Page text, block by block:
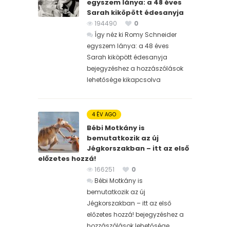
egyszem lánya: a 48 éves
Sarah kiköpött édesanyja
194490
0
Így néz ki Romy Schneider
egyszem lánya: a 48 éves
Sarah kiköpött édesanyja
bejegyzéshez a hozzászólások
lehetősége kikapcsolva
4 ÉV AGO
Bébi Motkány is
bemutatkozik az új
Jégkorszakban – itt az első
előzetes hozzá!
166251
0
Bébi Motkány is
bemutatkozik az új
Jégkorszakban – itt az első
előzetes hozzá! bejegyzéshez a